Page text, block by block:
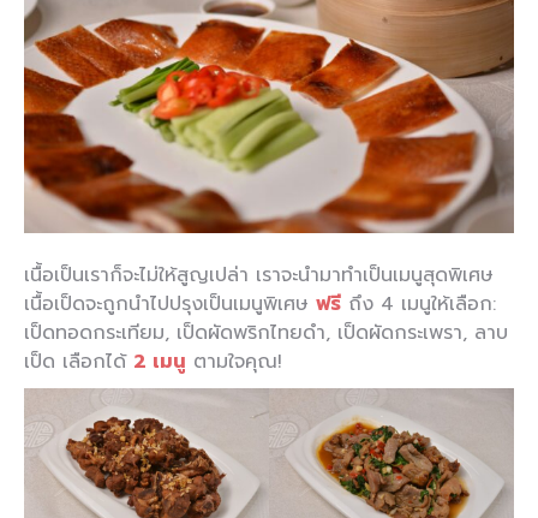
เนื้อเป็นเราก็จะไม่ให้สูญเปล่า เราจะนำมาทำเป็นเมนูสุดพิเศษ
เนื้อเป็ดจะถูกนำไปปรุงเป็นเมนูพิเศษ ฟรี ถึง 4 เมนูให้เลือก:
เป็ดทอดกระเทียม, เป็ดผัดพริกไทยดำ, เป็ดผัดกระเพรา, ลาบ
เป็ด เลือกได้ 2 เมนู ตามใจคุณ!